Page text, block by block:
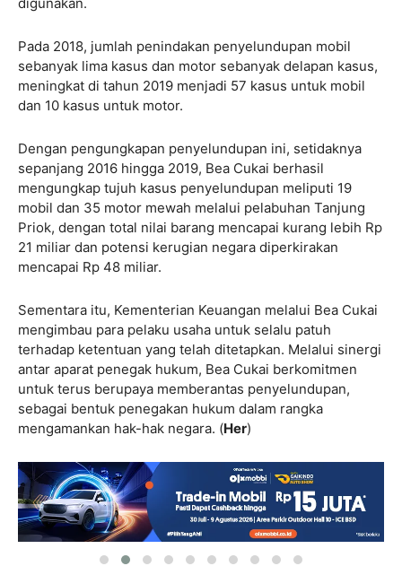
Pada 2018, jumlah penindakan penyelundupan mobil
sebanyak lima kasus dan motor sebanyak delapan kasus,
meningkat di tahun 2019 menjadi 57 kasus untuk mobil
dan 10 kasus untuk motor.
Dengan pengungkapan penyelundupan ini, setidaknya
sepanjang 2016 hingga 2019, Bea Cukai berhasil
mengungkap tujuh kasus penyelundupan meliputi 19
mobil dan 35 motor mewah melalui pelabuhan Tanjung
Priok, dengan total nilai barang mencapai kurang lebih Rp
21 miliar dan potensi kerugian negara diperkirakan
mencapai Rp 48 miliar.
Sementara itu, Kementerian Keuangan melalui Bea Cukai
mengimbau para pelaku usaha untuk selalu patuh
terhadap ketentuan yang telah ditetapkan. Melalui sinergi
antar aparat penegak hukum, Bea Cukai berkomitmen
untuk terus berupaya memberantas penyelundupan,
sebagai bentuk penegakan hukum dalam rangka
mengamankan hak-hak negara. (Her)